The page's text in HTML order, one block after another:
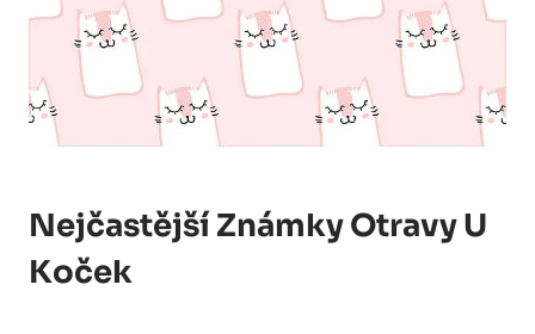
Nejčastější Známky Otravy U
Koček